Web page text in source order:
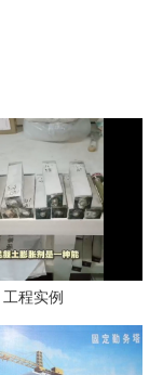
工程实例